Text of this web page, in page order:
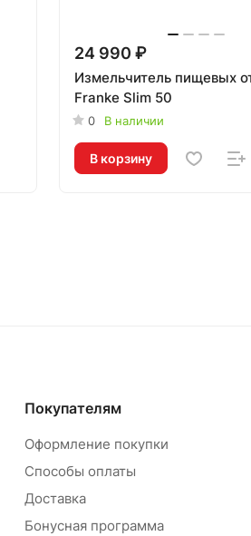
24 990 ₽
Измельчитель пищевых
Franke Slim 50
0 В наличии
В корзину
Покупателям
Оформление покупки
Способы оплаты
Доставка
Бонусная программа